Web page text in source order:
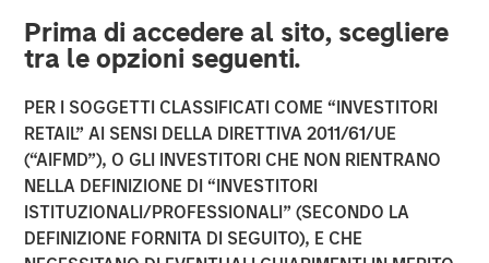
Prima di accedere al sito, scegliere
tra le opzioni seguenti.
PER I SOGGETTI CLASSIFICATI COME “INVESTITORI
RETAIL” AI SENSI DELLA DIRETTIVA 2011/61/UE
(“AIFMD”), O GLI INVESTITORI CHE NON RIENTRANO
NELLA DEFINIZIONE DI “INVESTITORI
ISTITUZIONALI/PROFESSIONALI” (SECONDO LA
DEFINIZIONE FORNITA DI SEGUITO), E CHE